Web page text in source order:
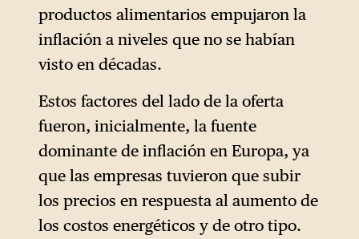
productos alimentarios empujaron la
inflación a niveles que no se habían
visto en décadas.
Estos factores del lado de la oferta
fueron, inicialmente, la fuente
dominante de inflación en Europa, ya
que las empresas tuvieron que subir
los precios en respuesta al aumento de
los costos energéticos y de otro tipo.